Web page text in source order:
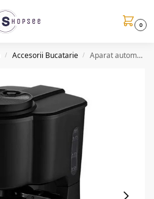
0
/ Accesorii Bucatarie / Aparat automat de cafea AO78062, 700W